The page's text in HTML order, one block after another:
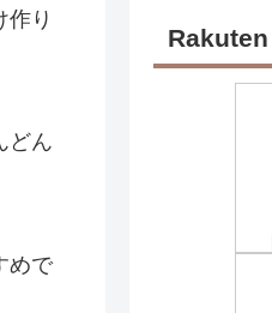
作り
どん
めで
Rakuten